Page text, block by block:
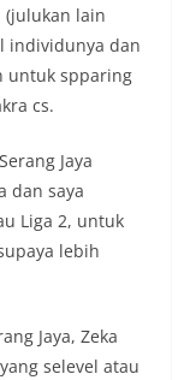
(julukan lain
individunya dan
untuk spparing
cs.
Jaya
dan saya
Liga 2, untuk
lebih
Jaya, Zeka
selevel atau